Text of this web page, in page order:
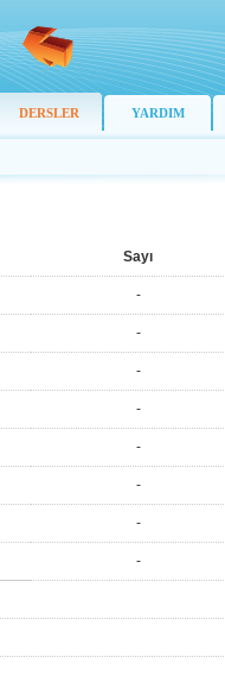
DERSLER YARDIM
Sayı
-
-
-
-
-
-
-
-